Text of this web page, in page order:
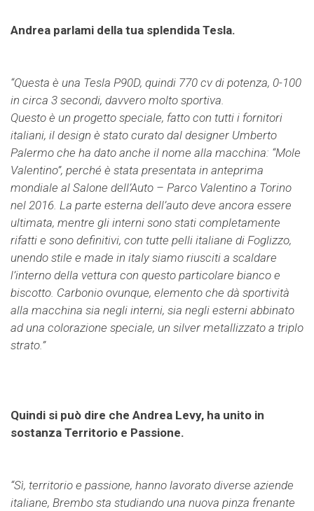
Andrea parlami della tua splendida Tesla.
“Questa è una Tesla P90D, quindi 770 cv di potenza, 0-100
in circa 3 secondi, davvero molto sportiva.
Questo è un progetto speciale, fatto con tutti i fornitori
italiani, il design è stato curato dal designer Umberto
Palermo che ha dato anche il nome alla macchina: “Mole
Valentino”, perché è stata presentata in anteprima
mondiale al Salone dell’Auto – Parco Valentino a Torino
nel 2016. La parte esterna dell’auto deve ancora essere
ultimata, mentre gli interni sono stati completamente
rifatti e sono definitivi, con tutte pelli italiane di Foglizzo,
unendo stile e made in italy siamo riusciti a scaldare
l’interno della vettura con questo particolare bianco e
biscotto. Carbonio ovunque, elemento che dà sportività
alla macchina sia negli interni, sia negli esterni abbinato
ad una colorazione speciale, un silver metallizzato a triplo
strato.”
Quindi si può dire che Andrea Levy, ha unito in
sostanza Territorio e Passione.
“Sì, territorio e passione, hanno lavorato diverse aziende
italiane, Brembo sta studiando una nuova pinza frenante